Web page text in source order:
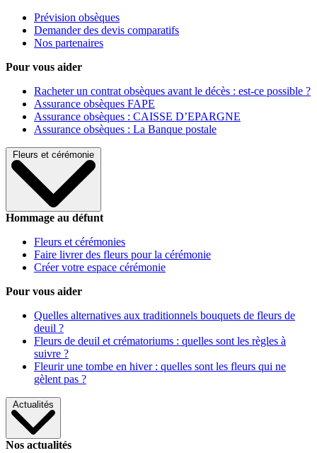
Prévision obsèques
Demander des devis comparatifs
Nos partenaires
Pour vous aider
Racheter un contrat obsèques avant le décès : est-ce possible ?
Assurance obsèques FAPE
Assurance obsèques : CAISSE D’EPARGNE
Assurance obsèques : La Banque postale
Fleurs et cérémonie
Hommage au défunt
Fleurs et cérémonies
Faire livrer des fleurs pour la cérémonie
Créer votre espace cérémonie
Pour vous aider
Quelles alternatives aux traditionnels bouquets de fleurs de
deuil ?
Fleurs de deuil et crématoriums : quelles sont les règles à
suivre ?
Fleurir une tombe en hiver : quelles sont les fleurs qui ne
gèlent pas ?
Actualités
Nos actualités